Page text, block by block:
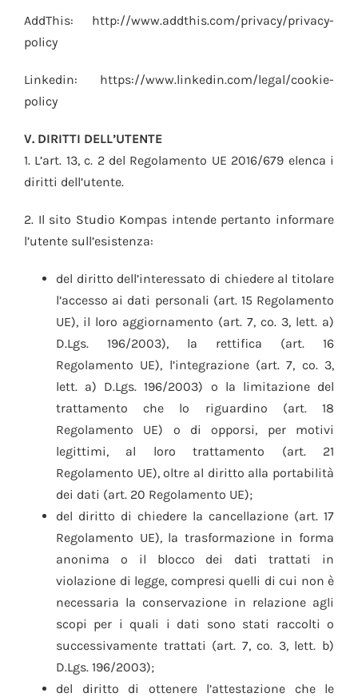
AddThis: http://www.addthis.com/privacy/privacy-
policy
Linkedin: https://www.linkedin.com/legal/cookie-
policy
V. DIRITTI DELL’UTENTE
1. L’art. 13, c. 2 del Regolamento UE 2016/679 elenca i
diritti dell’utente.
2. Il sito Studio Kompas intende pertanto informare
l’utente sull’esistenza:
del diritto dell’interessato di chiedere al titolare
l’accesso ai dati personali (art. 15 Regolamento
UE), il loro aggiornamento (art. 7, co. 3, lett. a)
D.Lgs. 196/2003), la rettifica (art. 16
Regolamento UE), l’integrazione (art. 7, co. 3,
lett. a) D.Lgs. 196/2003) o la limitazione del
trattamento che lo riguardino (art. 18
Regolamento UE) o di opporsi, per motivi
legittimi, al loro trattamento (art. 21
Regolamento UE), oltre al diritto alla portabilità
dei dati (art. 20 Regolamento UE);
del diritto di chiedere la cancellazione (art. 17
Regolamento UE), la trasformazione in forma
anonima o il blocco dei dati trattati in
violazione di legge, compresi quelli di cui non è
necessaria la conservazione in relazione agli
scopi per i quali i dati sono stati raccolti o
successivamente trattati (art. 7, co. 3, lett. b)
D.Lgs. 196/2003);
del diritto di ottenere l’attestazione che le